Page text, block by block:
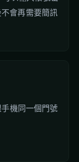
會再需要簡訊
機同一個門號